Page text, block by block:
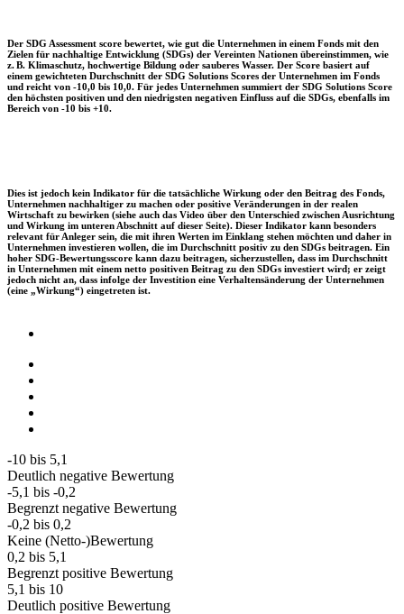
Der SDG Assessment score bewertet, wie gut die Unternehmen in einem Fonds mit den
Zielen für nachhaltige Entwicklung (SDGs) der Vereinten Nationen übereinstimmen, wie
z. B. Klimaschutz, hochwertige Bildung oder sauberes Wasser. Der Score basiert auf
einem gewichteten Durchschnitt der SDG Solutions Scores der Unternehmen im Fonds
und reicht von -10,0 bis 10,0. Für jedes Unternehmen summiert der SDG Solutions Score
den höchsten positiven und den niedrigsten negativen Einfluss auf die SDGs, ebenfalls im
Bereich von -10 bis +10.
Dies ist jedoch kein Indikator für die tatsächliche Wirkung oder den Beitrag des Fonds,
Unternehmen nachhaltiger zu machen oder positive Veränderungen in der realen
Wirtschaft zu bewirken (siehe auch das Video über den Unterschied zwischen Ausrichtung
und Wirkung im unteren Abschnitt auf dieser Seite). Dieser Indikator kann besonders
relevant für Anleger sein, die mit ihren Werten im Einklang stehen möchten und daher in
Unternehmen investieren wollen, die im Durchschnitt positiv zu den SDGs beitragen. Ein
hoher SDG-Bewertungsscore kann dazu beitragen, sicherzustellen, dass im Durchschnitt
in Unternehmen mit einem netto positiven Beitrag zu den SDGs investiert wird; er zeigt
jedoch nicht an, dass infolge der Investition eine Verhaltensänderung der Unternehmen
(eine „Wirkung“) eingetreten ist.
-10 bis 5,1
Deutlich negative Bewertung
-5,1 bis -0,2
Begrenzt negative Bewertung
-0,2 bis 0,2
Keine (Netto-)Bewertung
0,2 bis 5,1
Begrenzt positive Bewertung
5,1 bis 10
Deutlich positive Bewertung